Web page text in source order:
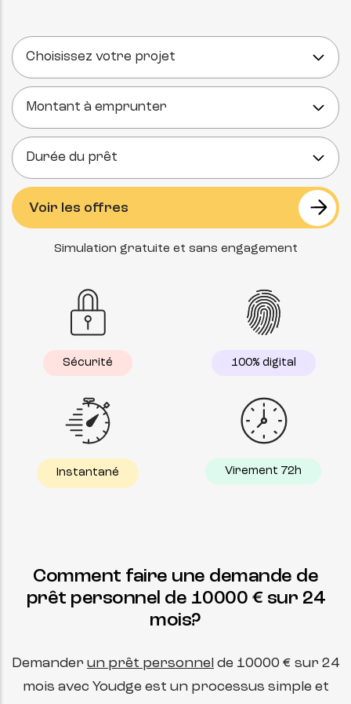
Simulation gratuite et sans engagement
Sécurité 100% digital
Instantané Virement 72h
Comment faire une demande de
prêt personnel de 10000 € sur 24
mois?
Demander un prêt personnel de 10000 € sur 24
mois avec Youdge est un processus simple et